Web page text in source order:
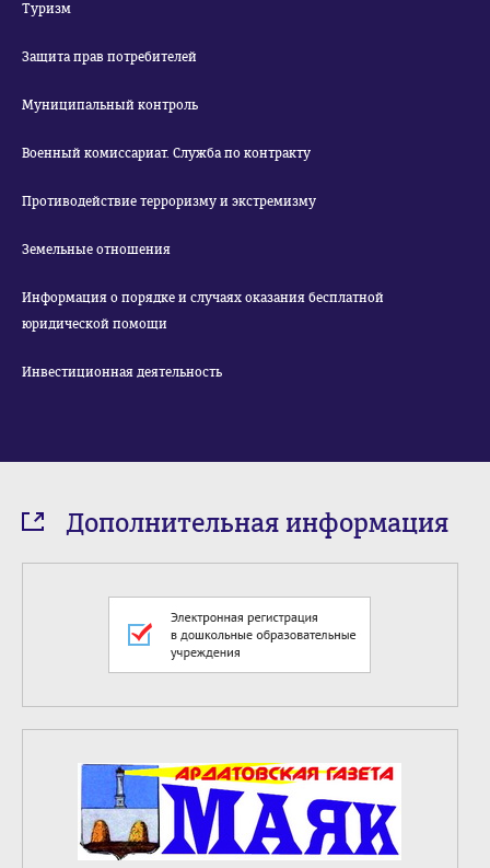
Туризм
Защита прав потребителей
Муниципальный контроль
Военный комиссариат. Служба по контракту
Противодействие терроризму и экстремизму
Земельные отношения
Информация о порядке и случаях оказания бесплатной
юридической помощи
Инвестиционная деятельность
Дополнительная информация